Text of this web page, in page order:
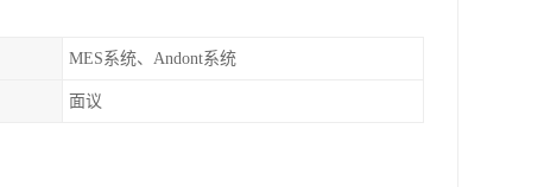
MES系统、Andont系统
面议